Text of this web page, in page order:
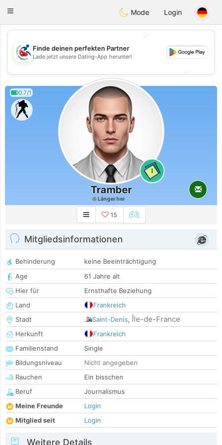
Handi Space
Toggle
Mode Login
💖
💕
💕
Finde deinen perfekten Partner
Lade jetzt unsere Dating-App herunter!
0.7/1
1
Tramber
Länger her
15
Mitgliedsinformationen
Behinderung
keine Beeinträchtigung
Age
61 Jahre alt
Hier für
Ernsthafte Beziehung
Land
Frankreich
Stadt
Saint-Denis, Île-de-France
Herkunft
Frankreich
Familienstand
Single
Bildungsniveau
Nicht angegeben
Rauchen
Ein bisschen
Beruf
Journalismus
Meine Freunde
Login
Mitglied seit
Login
Weitere Details